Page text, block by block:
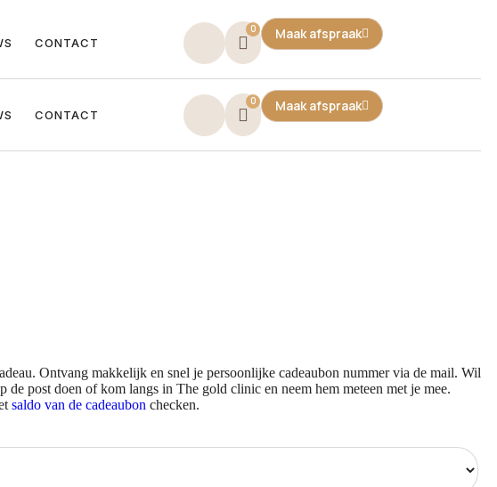
CONTACT
0 Maak afspraak
CONTACT
0 Maak afspraak
Ontvang makkelijk en snel je persoonlijke cadeaubon nummer via de mail. Wil
post doen of kom langs in The gold clinic en neem hem meteen met je mee.
saldo van de cadeaubon checken.